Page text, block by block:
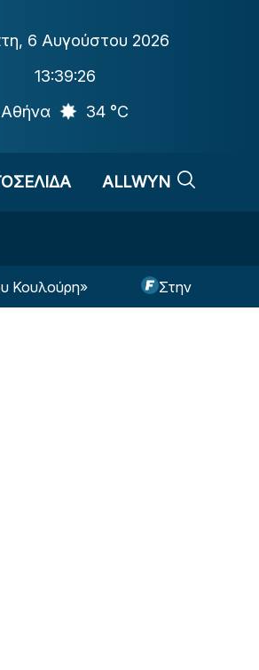
, 6 Αυγούστου 2026
13:39:27
Αθήνα
34 °C
ALLWYN
Στην Κρεμονέζε θα